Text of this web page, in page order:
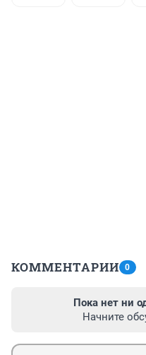
КОММЕНТАРИИ 0
Пока нет ни
Начните